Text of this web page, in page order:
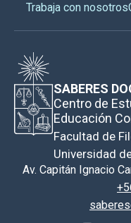
Trabaja con nosotros
SABERES
Centro de
Educación
Facultad de
Universidad
Av. Capitán Ignacio